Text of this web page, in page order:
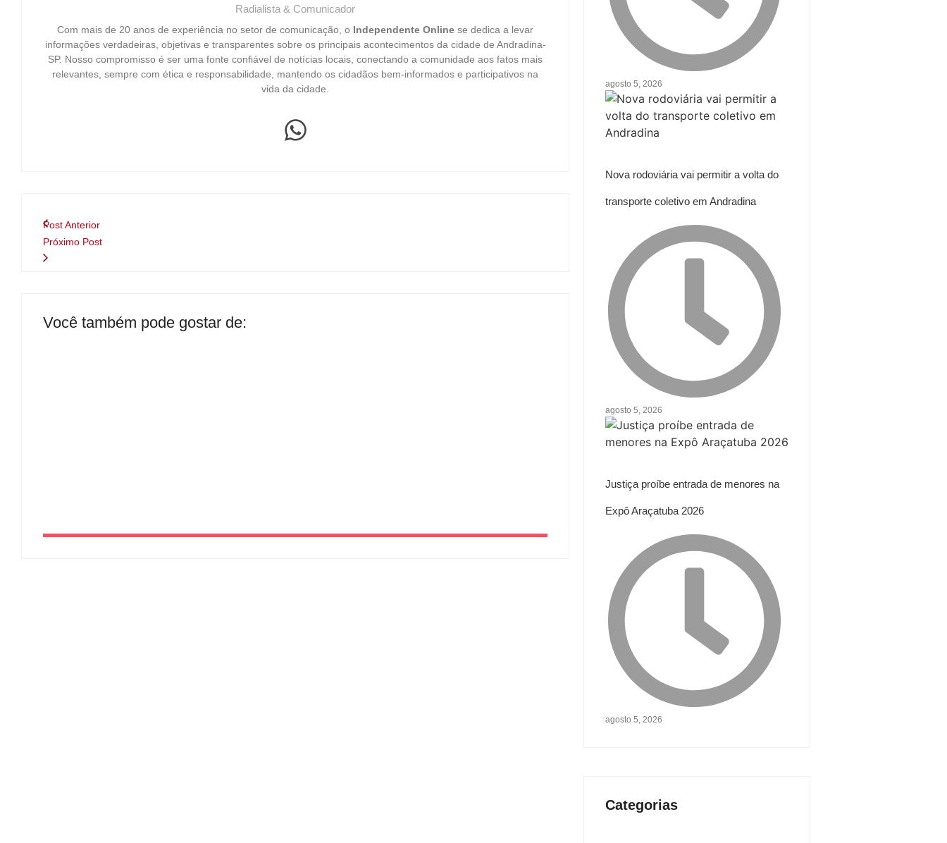
Radialista & Comunicador
Com mais de 20 anos de experiência no setor de comunicação, o Independente Online se dedica a levar
informações verdadeiras, objetivas e transparentes sobre os principais acontecimentos da cidade de Andradina-
SP. Nosso compromisso é ser uma fonte confiável de notícias locais, conectando a comunidade aos fatos mais
relevantes, sempre com ética e responsabilidade, mantendo os cidadãos bem-informados e participativos na
vida da cidade.
Post Anterior
Próximo Post
Você também pode gostar de:
agosto 5, 2026
Nova rodoviária vai permitir a volta do
transporte coletivo em Andradina
agosto 5, 2026
Justiça proíbe entrada de menores na
Expô Araçatuba 2026
agosto 5, 2026
Categorias